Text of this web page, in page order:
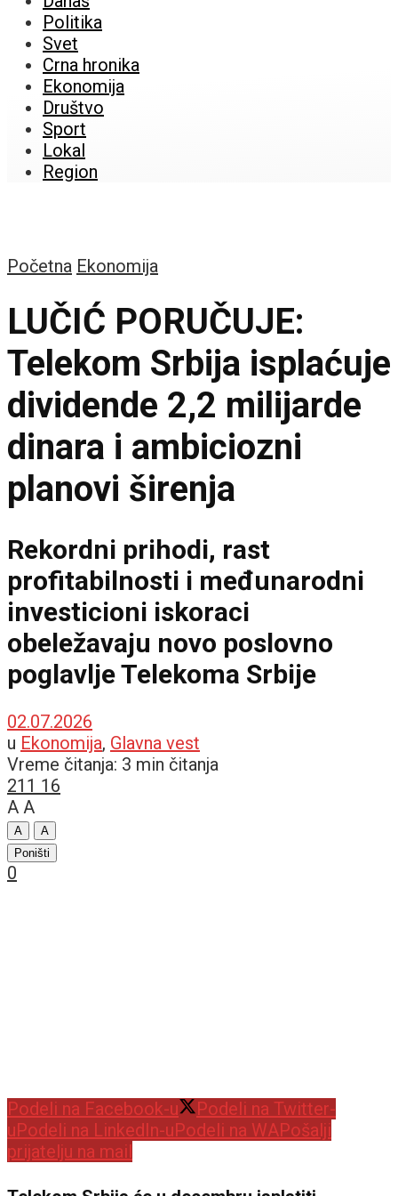
Politika
Svet
Crna hronika
Ekonomija
Društvo
Sport
Lokal
Region
Početna Ekonomija
LUČIĆ PORUČUJE:
Telekom Srbija isplaćuje
dividende 2,2 milijarde
dinara i ambiciozni
planovi širenja
Rekordni prihodi, rast
profitabilnosti i međunarodni
investicioni iskoraci
obeležavaju novo poslovno
poglavlje Telekoma Srbije
02.07.2026
u Ekonomija, Glavna vest
Vreme čitanja: 3 min čitanja
211 16
A A
A
A
Poništi
0
Podeli na Facebook-u
Podeli na Twitter-
u Podeli na LinkedIn-u Podeli na WAPošalji
prijatelju na mail